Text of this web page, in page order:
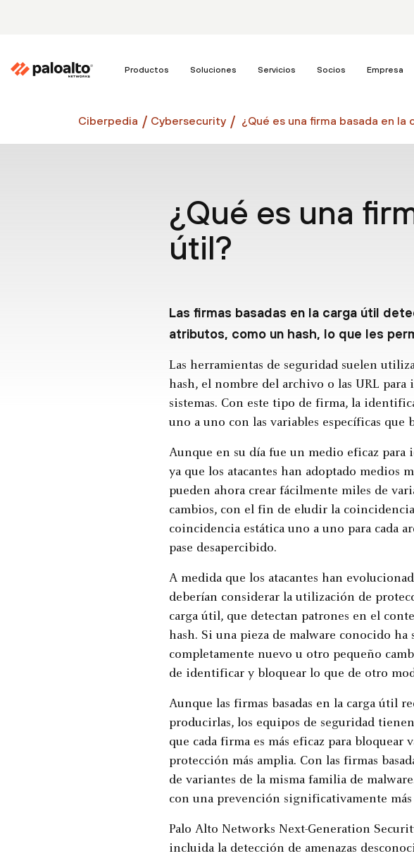
Productos Soluciones Servicios Socios Empresa
Ciberpedia Cybersecurity ¿Qué es una firma basada en la
¿Qué es una
útil?
Las firmas basadas en la carga útil
atributos, como un hash, lo que les
Las herramientas de seguridad suelen
hash, el nombre del archivo o las URL
sistemas. Con este tipo de firma, la
uno a uno con las variables específicas que
Aunque en su día fue un medio eficaz para
ya que los atacantes han adoptado medios
pueden ahora crear fácilmente miles de
cambios, con el fin de eludir la
coincidencia estática uno a uno para cada
pase desapercibido.
A medida que los atacantes han
deberían considerar la utilización de
carga útil, que detectan patrones en el
hash. Si una pieza de malware conocido
completamente nuevo u otro pequeño
de identificar y bloquear lo que de otro
Aunque las firmas basadas en la carga útil
producirlas, los equipos de seguridad
que cada firma es más eficaz para
protección más amplia. Con las firmas
de variantes de la misma familia de
con una prevención significativamente más
Palo Alto Networks Next-Generation
incluida la detección de amenazas